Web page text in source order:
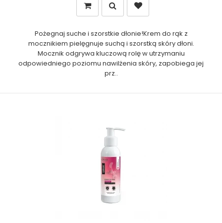
Pożegnaj suche i szorstkie dłonie!Krem do rąk z
mocznikiem pielęgnuje suchą i szorstką skóry dłoni.
Mocznik odgrywa kluczową rolę w utrzymaniu
odpowiedniego poziomu nawilżenia skóry, zapobiega jej
prz..